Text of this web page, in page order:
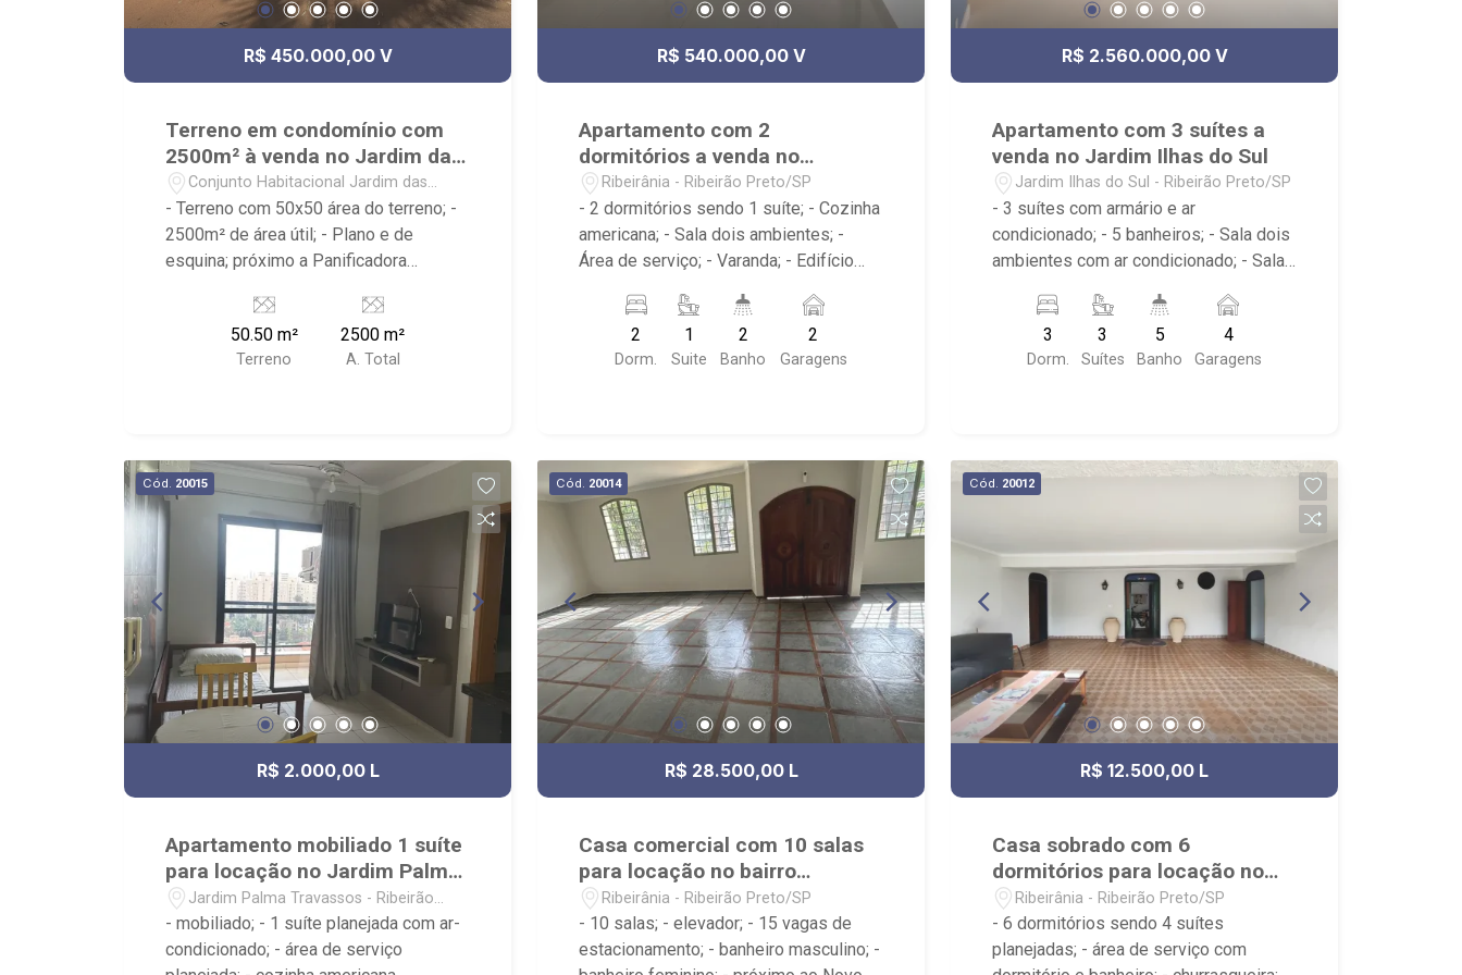
R$ 450.000,00 V
Terreno em condomínio com
2500m² à venda no Jardim das
Palmeiras
Conjunto Habitacional Jardim das
Palmeiras - Ribeirão Preto/SP
- Terreno com 50x50 área do terreno; -
2500m² de área útil; - Plano e de
esquina; próximo a Panificadora
Embarium, V15 Sports, Parque das
Gaivotas - Ribeirão Imóveis, referência
em venda, compra e locação. - Sinta-se
rápidos e eficientes; - análise criteriosa
de documentação; - com foco: Zona Sul,
Zona Leste, Centro e Bonfim Paulista; -
para Venda, Compra e Locação,
imobiliária é Ribeirão Imóveis - sede na
Av. Professor João Fiusa;
50.50 m²
Terreno
2500 m²
A. Total
R$ 540.000,00 V
Apartamento com 2
dormitórios a venda no
Ribeirânia
Ribeirânia - Ribeirão Preto/SP
- 2 dormitórios sendo 1 suíte; - Cozinha
americana; - Sala dois ambientes; -
Área de serviço; - Varanda; - Edifício
academia, salão de festas,
churrasqueira; - Localizado próximo ao
Próximo a Unaerp, Bar do Mineiro,
2
Dorm.
1
Suite
2
Banho
2
Garagens
R$ 2.560.000,00 V
Apartamento com 3 suítes a
venda no Jardim Ilhas do Sul
Jardim Ilhas do Sul - Ribeirão Preto/SP
- 3 suítes com armário e ar
condicionado; - 5 banheiros; - Sala dois
ambientes com ar condicionado; - Sala
planejada; - Despensa; - Escritório; -
Lavabo; - Área de serviço com banheiro;
- Varanda gourmet com churrasqueira; -
Piscina Infantil, Salão de Jogos,
Playground, Sauna, Fitness - Próximo
Mateus Nader Nemer e Oba Hortifruti
Farm;
3
Dorm.
3
Suítes
5
Banho
4
Garagens
Cód. 20015
R$ 2.000,00 L
Apartamento mobiliado 1 suíte
para locação no Jardim Palma
Travassos
Jardim Palma Travassos - Ribeirão
Preto/SP
- mobiliado; - 1 suíte planejada com ar-
condicionado; - área de serviço
Cód. 20014
R$ 28.500,00 L
Casa comercial com 10 salas
para locação no bairro
Ribeirânia
Ribeirânia - Ribeirão Preto/SP
- 10 salas; - elevador; - 15 vagas de
estacionamento; - banheiro masculino; -
Cód. 20012
R$ 12.500,00 L
Casa sobrado com 6
dormitórios para locação no
bairro Ribeirânia
Ribeirânia - Ribeirão Preto/SP
- 6 dormitórios sendo 4 suítes
planejadas; - área de serviço com